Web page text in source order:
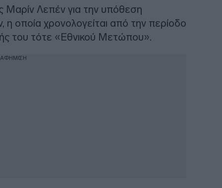
Μαρίν Λεπέν για την υπόθεση
οποία χρονολογείται από την περίοδο
του τότε «Εθνικού Μετώπου».